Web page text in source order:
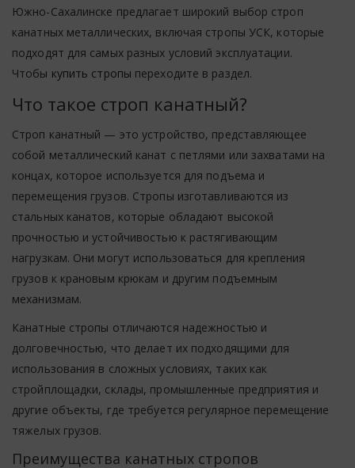
Южно-Сахалинске предлагает широкий выбор строп
канатных металлических, включая стропы УСК, которые
подходят для самых разных условий эксплуатации.
Чтобы купить стропы переходите в раздел.
Что такое строп канатный?
Строп канатный — это устройство, представляющее
собой металлический канат с петлями или захватами на
концах, которое используется для подъема и
перемещения грузов. Стропы изготавливаются из
стальных канатов, которые обладают высокой
прочностью и устойчивостью к растягивающим
нагрузкам. Они могут использоваться для крепления
грузов к крановым крюкам и другим подъемным
механизмам.
Канатные стропы отличаются надежностью и
долговечностью, что делает их подходящими для
использования в сложных условиях, таких как
стройплощадки, склады, промышленные предприятия и
другие объекты, где требуется регулярное перемещение
тяжелых грузов.
Преимущества канатных стропов